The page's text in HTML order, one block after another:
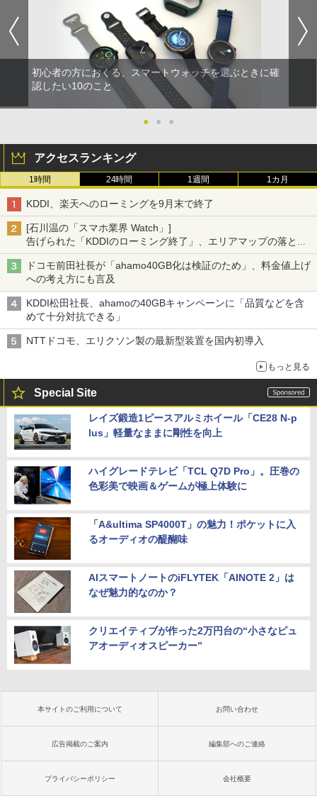
初心者の方におくる、スマートウォッチを選ぶときに確
認したい10のこと
● ● ●
アクセスランキング
1時間 24時間 1週間 1カ月
KDDI、楽天へのローミングを9月末で終了
[石川温の「スマホ業界 Watch」]
告げられた「KDDIのローミング終了」、エリアマップの落とし
穴と楽天モバイルの課題
ドコモ前田社長が「ahamo40GB化は検証のため」、料金値上げ
への考え方にも言及
KDDI松田社長、ahamoの40GBキャンペーンに「品質などを含
めて十分対抗できる」
NTTドコモ、エリクソン製の最新型装置を国内初導入
もっと見る
Special Site
レイズ鍛造1ピースアルミホイール「CE28 N-p
lus」軽量なままに剛性を向上
ハイグレードテレビ「TCL Q7D Pro」。圧巻の
色彩美で映画＆ゲームが極上体験に
「A&ultima SP4000T」の魅力！ポケットに入
るオーディオの醍醐味
AIスマートノートのiFLYTEK「AINOTE 2」は
なぜ魅力的なのか？
クリエイティブが作った2万円台の“小さなピュ
アオーディオスピーカー”
本サイトのご利用について お問い合わせ
広告掲載のご案内 編集部へのご連絡
プライバシーポリシー 会社概要